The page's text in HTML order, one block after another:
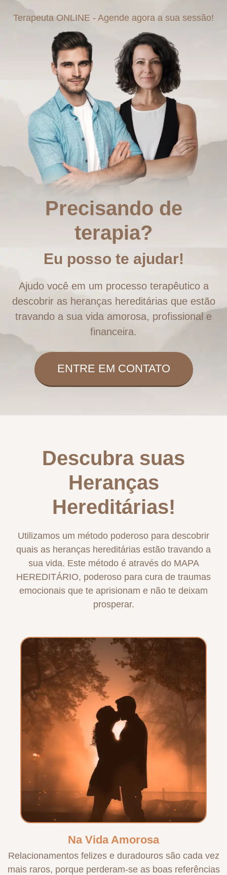
Terapeuta ONLINE - Agende agora a sua sessão!
Precisando de
terapia?
Eu posso te ajudar!
Ajudo você em um processo terapêutico a
descobrir as heranças hereditárias que estão
travando a sua vida amorosa, profissional e
financeira.
ENTRE EM CONTATO
Descubra suas
Heranças
Hereditárias!
Utilizamos um método poderoso para descobrir
quais as heranças hereditárias estão travando a
sua vida. Este método é através do MAPA
HEREDITÁRIO, poderoso para cura de traumas
emocionais que te aprisionam e não te deixam
prosperar.
Na Vida Amorosa
Relacionamentos felizes e duradouros são cada vez
mais raros, porque perderam-se as boas referências